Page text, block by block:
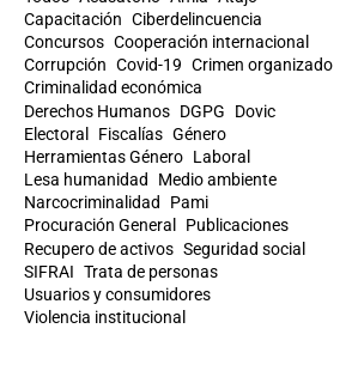
Capacitación Ciberdelincuencia
Concursos Cooperación internacional
Corrupción Covid-19 Crimen organizado
Criminalidad económica
Derechos Humanos DGPG
Dovic
Electoral
Fiscalías Género
Herramientas Género Laboral
Lesa humanidad
Medio ambiente
Narcocriminalidad
Pami
Procuración General
Publicaciones
Recupero de activos Seguridad social
SIFRAI Trata de personas
Usuarios y consumidores
Violencia institucional